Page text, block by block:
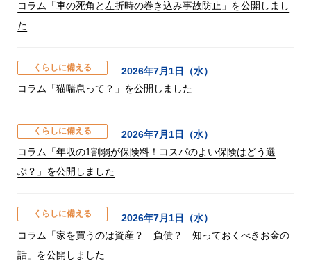
コラム「車の死角と左折時の巻き込み事故防止」を公開しまし
た
くらしに備える
2026年7月1日（水）
コラム「猫喘息って？」を公開しました
くらしに備える
2026年7月1日（水）
コラム「年収の1割弱が保険料！コスパのよい保険はどう選
ぶ？」を公開しました
くらしに備える
2026年7月1日（水）
コラム「家を買うのは資産？ 負債？ 知っておくべきお金の
話」を公開しました